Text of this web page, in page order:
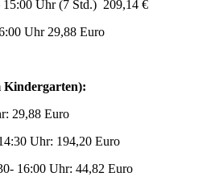
15:00 Uhr (7 Std.) 209,14 €
Uhr 29,88 Euro
29,88 Euro
Uhr: 194,20 Euro
16:00 Uhr: 44,82 Euro